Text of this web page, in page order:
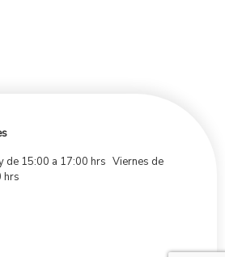
de 15:00 a 17:00 hrs Viernes de
hrs